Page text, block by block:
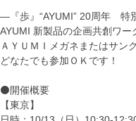
―『歩』“AYUMI” 20周年 特
AYUMI 新製品の企画共創ワ
ＡＹＵＭＩメガネまたはサン
どなたでも参加ＯＫです！
⚫開催概要
【東京】